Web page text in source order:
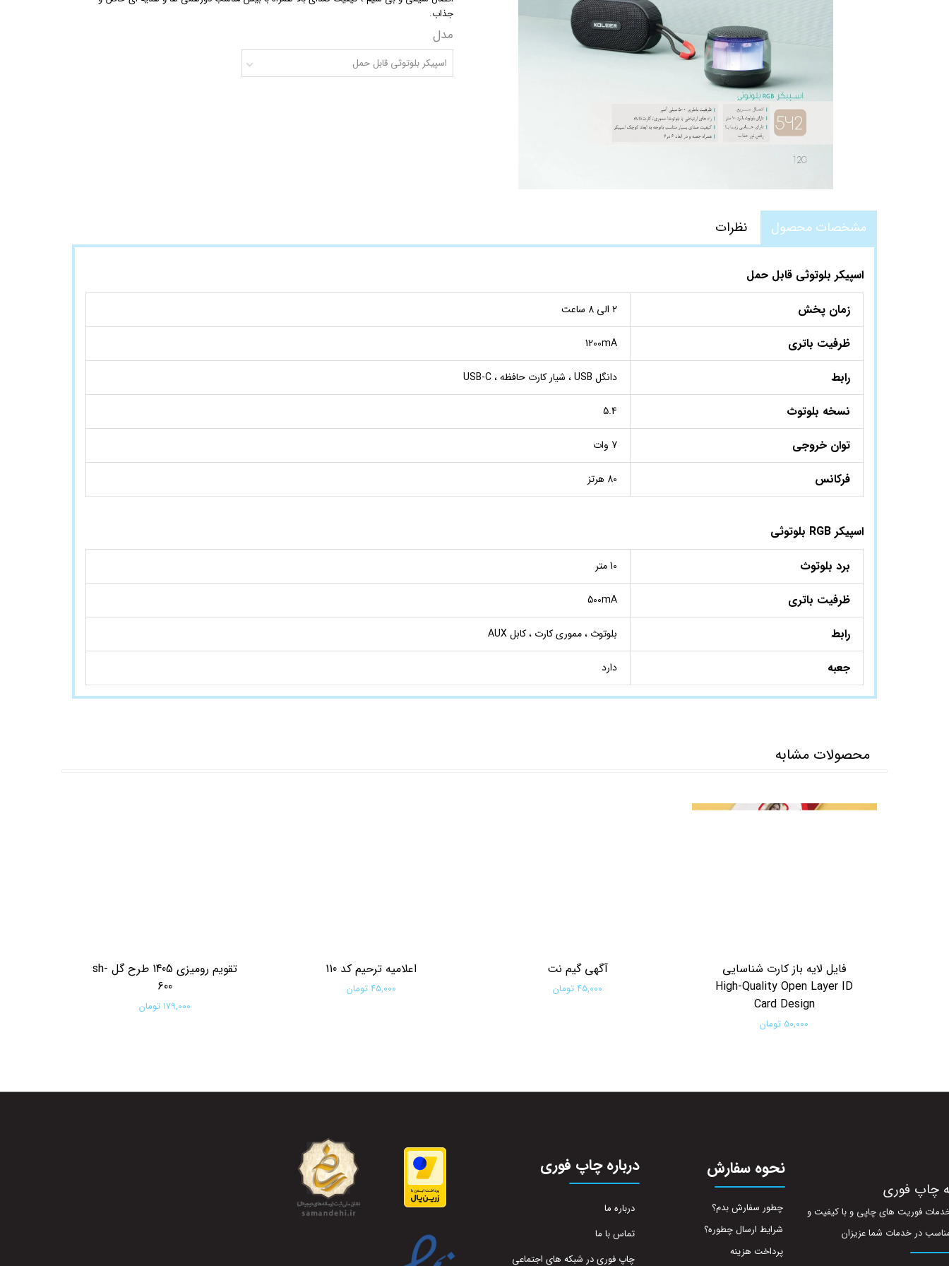
چاپ فاکتور اختصاصی
جذاب.
مدل
اسپیکر بلوتوثی قابل حمل
مشخصات محصول نظرات
اسپیکر بلوتوثی قابل حمل
زمان پخش
2 الی 8 ساعت
ظرفیت باتری 1200mA
رابط دانگل USB ، شیار کارت حافظه ، USB-C
نسخه بلوتوث 5.4
توان خروجی 7 وات
فرکانس 80 هرتز
اسپیکر RGB بلوتوثی
برد بلوتوث
10 متر
ظرفیت باتری 500mA
رابط بلوتوث ، مموری کارت ، کابل AUX
جعبه دارد
محصولات مشابه
فایل لایه باز کارت شناسایی
High-Quality Open Layer ID
Card Design
۵۰,۰۰۰ تومان
آگهی گیم نت
۴۵,۰۰۰ تومان
اعلامیه ترحیم کد 110
۴۵,۰۰۰ تومان
تقویم رومیزی 1405 طرح گل sh-
600
۱۷۹,۰۰۰ تومان
چاپ فوری
خدمات فوریت های چاپی و با کیفیت و
در خدمات شما عزیزان
نحوه سفارش
چطور سفارش بدم؟
شرایط ارسال چطوره؟
پرداخت هزینه
درباره چاپ فوری
درباره ما
تماس با ما
چاپ فوری در شبکه های اجتماعی